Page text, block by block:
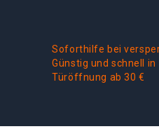
Soforthilfe bei
Günstig und schnell
Türöffnung ab 30 €